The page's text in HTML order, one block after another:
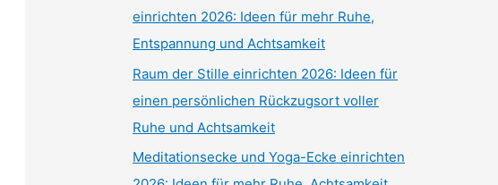
einrichten 2026: Ideen für mehr Ruhe,
Entspannung und Achtsamkeit
Raum der Stille einrichten 2026: Ideen für
einen persönlichen Rückzugsort voller
Ruhe und Achtsamkeit
Meditationsecke und Yoga-Ecke einrichten